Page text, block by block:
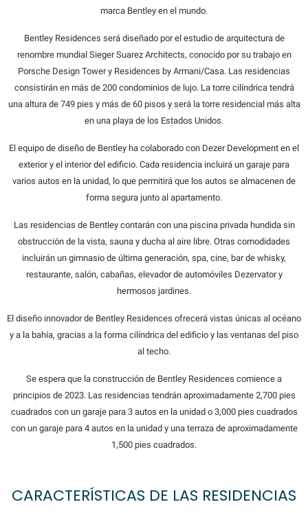
marca Bentley en el mundo.
Bentley Residences será diseñado por el estudio de arquitectura de
renombre mundial Sieger Suarez Architects, conocido por su trabajo en
Porsche Design Tower y Residences by Armani/Casa. Las residencias
consistirán en más de 200 condominios de lujo. La torre cilíndrica tendrá
una altura de 749 pies y más de 60 pisos y será la torre residencial más alta
en una playa de los Estados Unidos.
El equipo de diseño de Bentley ha colaborado con Dezer Development en el
exterior y el interior del edificio. Cada residencia incluirá un garaje para
varios autos en la unidad, lo que permitirá que los autos se almacenen de
forma segura junto al apartamento.
Las residencias de Bentley contarán con una piscina privada hundida sin
obstrucción de la vista, sauna y ducha al aire libre. Otras comodidades
incluirán un gimnasio de última generación, spa, cine, bar de whisky,
restaurante, salón, cabañas, elevador de automóviles Dezervator y
hermosos jardines.
El diseño innovador de Bentley Residences ofrecerá vistas únicas al océano
y a la bahía, gracias a la forma cilíndrica del edificio y las ventanas del piso
al techo.
Se espera que la construcción de Bentley Residences comience a
principios de 2023. Las residencias tendrán aproximadamente 2,700 pies
cuadrados con un garaje para 3 autos en la unidad o 3,000 pies cuadrados
con un garaje para 4 autos en la unidad y una terraza de aproximadamente
1,500 pies cuadrados.
CARACTERÍSTICAS DE LAS RESIDENCIAS